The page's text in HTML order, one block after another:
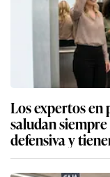
Los expertos en
saludan
defensiva y